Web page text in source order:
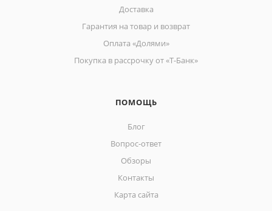
Доставка
Гарантия на товар и возврат
Оплата «Долями»
Покупка в рассрочку от «Т-Банк»
ПОМОЩЬ
Блог
Вопрос-ответ
Обзоры
Контакты
Карта сайта